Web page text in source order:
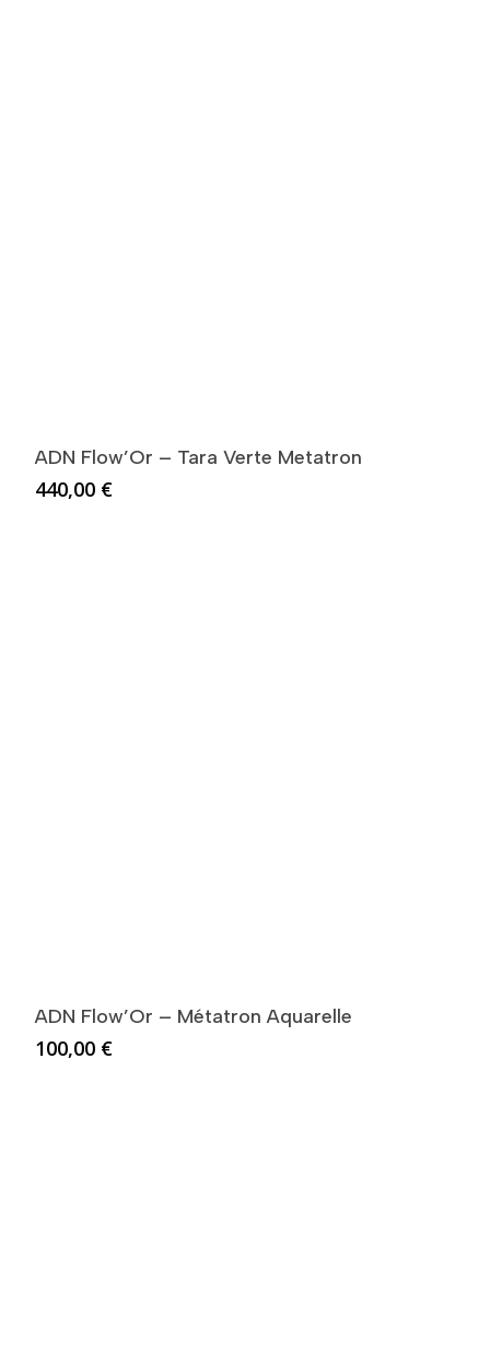
ADN Flow’Or – Tara Verte Metatron
440,00 €
ADN Flow’Or – Métatron Aquarelle
100,00 €